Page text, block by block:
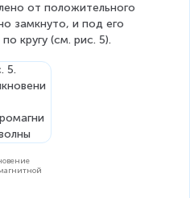
от положительного
замкнуто, и под его
кругу (см. рис. 5).